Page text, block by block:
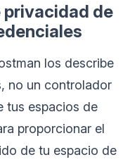
privacidad de
los describe
no un controlador
tus espacios de
proporcionar el
de tu espacio de